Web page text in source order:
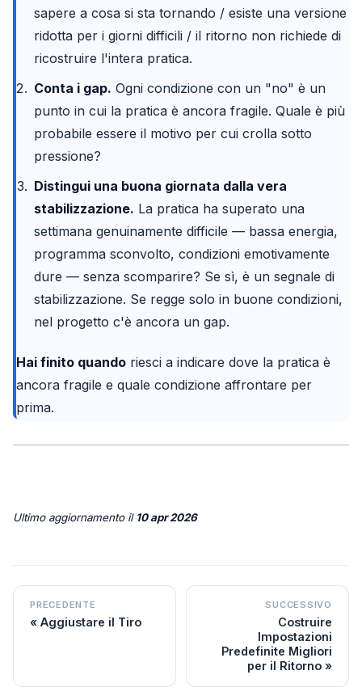
sapere a cosa si sta tornando / esiste una versione
ridotta per i giorni difficili / il ritorno non richiede di
ricostruire l'intera pratica.
Conta i gap. Ogni condizione con un "no" è un
punto in cui la pratica è ancora fragile. Quale è più
probabile essere il motivo per cui crolla sotto
pressione?
Distingui una buona giornata dalla vera
stabilizzazione. La pratica ha superato una
settimana genuinamente difficile — bassa energia,
programma sconvolto, condizioni emotivamente
dure — senza scomparire? Se sì, è un segnale di
stabilizzazione. Se regge solo in buone condizioni,
nel progetto c'è ancora un gap.
Hai finito quando riesci a indicare dove la pratica è
ancora fragile e quale condizione affrontare per
prima.
Ultimo aggiornamentoil 10 apr 2026
PRECEDENTE
Aggiustare il Tiro
SUCCESSIVO
Costruire
Impostazioni
Predefinite Migliori
per il Ritorno